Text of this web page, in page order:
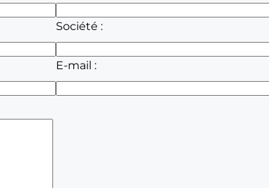
Société :
E-mail :